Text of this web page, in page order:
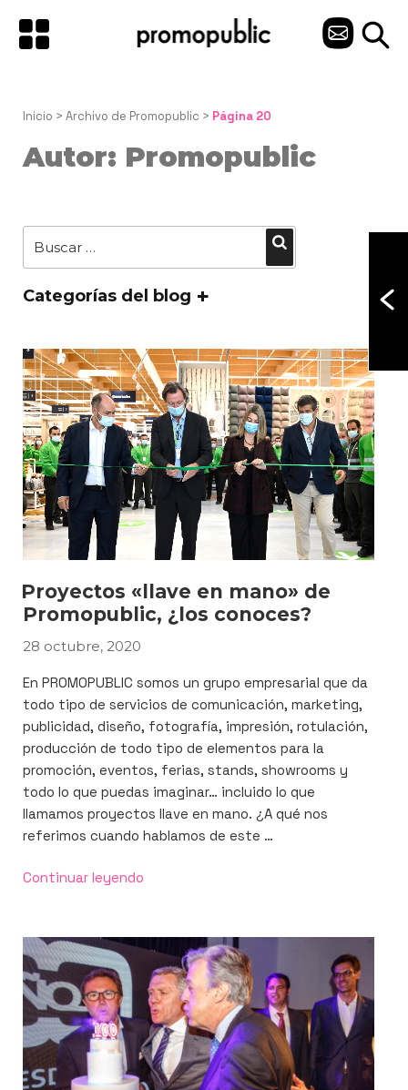
contenido
C
Inicio > Archivo de Promopublic > Página 20
Autor: Promopublic
por:
Categorías del blog
Proyectos «llave en mano» de
Promopublic, ¿los conoces?
PUBLICADO
28 octubre, 2020
En PROMOPUBLIC somos un grupo empresarial que da
todo tipo de servicios de comunicación, marketing,
publicidad, diseño, fotografía, impresión, rotulación,
producción de todo tipo de elementos para la
promoción, eventos, ferias, stands, showrooms y
todo lo que puedas imaginar… incluido lo que
llamamos proyectos llave en mano. ¿A qué nos
referimos cuando hablamos de este …
Continuar leyendo
mano»
de
Promopublic,
¿los
conoces?»